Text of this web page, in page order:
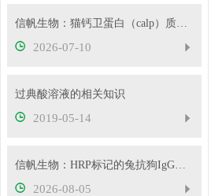
信帆生物：猫钙卫蛋白（calp）质控样品产品应用
2026-07-10
过典酸溶液的相关知识
2019-05-14
信帆生物：HRP标记的兔抗狗IgG产品介绍
2026-08-05